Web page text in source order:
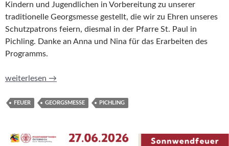
Kindern und Jugendlichen in Vorbereitung zu unserer
traditionelle Georgsmesse gestellt, die wir zu Ehren unseres
Schutzpatrons feiern, diesmal in der Pfarre St. Paul in
Pichling. Danke an Anna und Nina für das Erarbeiten des
Programms.
Georgsmesse 2026: Gemeinsam feiern und unterstützen
weiterlesen →
FEUER GEORGSMESSE PICHLING